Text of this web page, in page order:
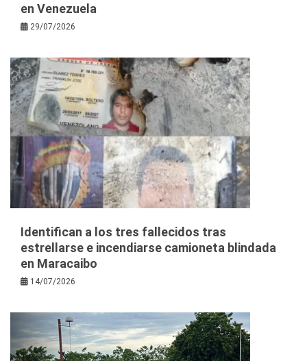
en Venezuela
29/07/2026
Identifican a los tres fallecidos tras
estrellarse e incendiarse camioneta blindada
en Maracaibo
14/07/2026